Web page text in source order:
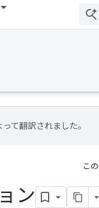
って翻訳されました。
こ
ン